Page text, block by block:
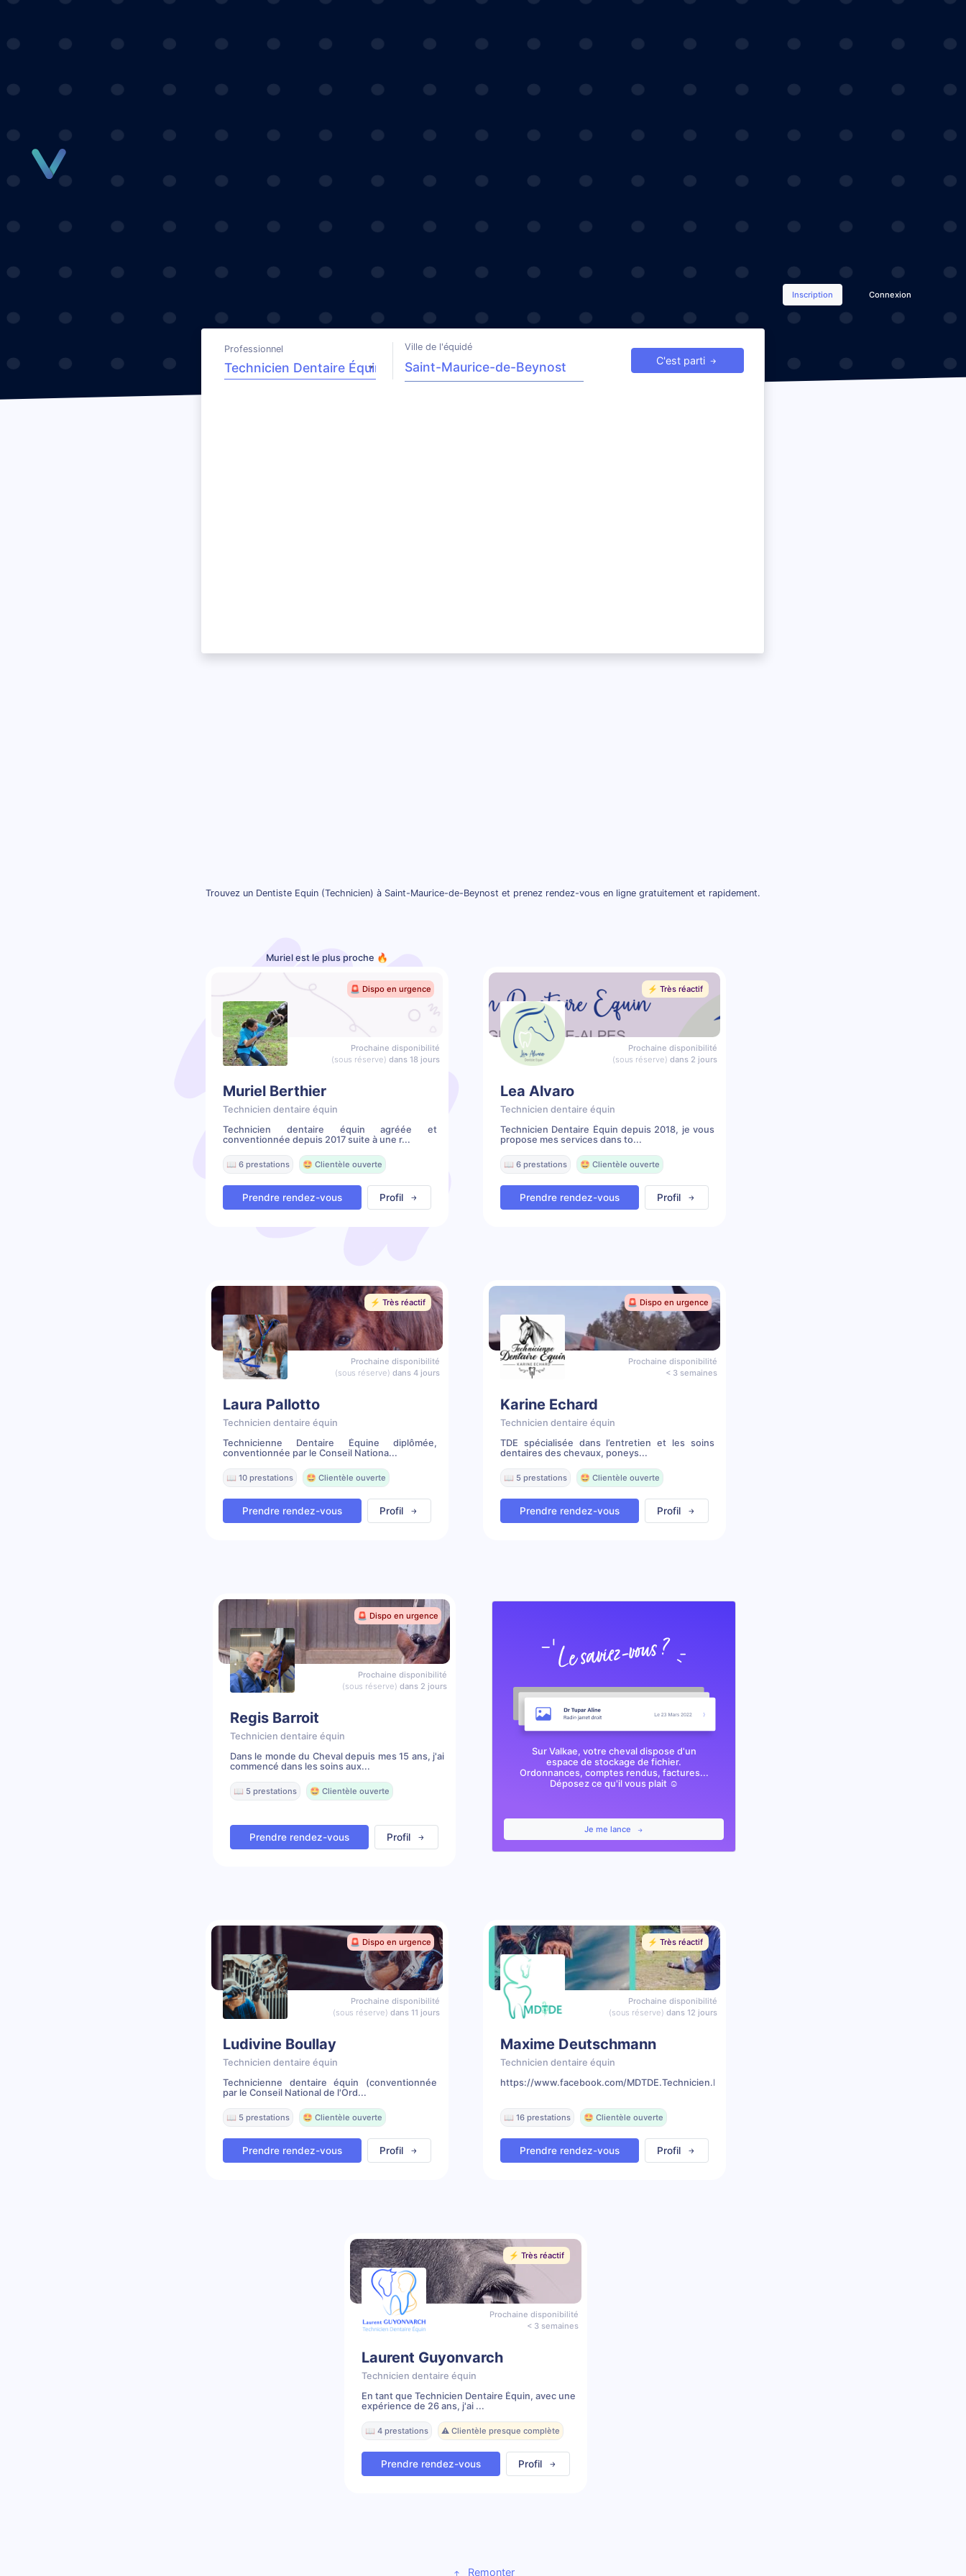
Inscription Connexion
Professionnel Ville de l'équidé
C'est parti
Trouvez un Dentiste Equin (Technicien) à Saint-Maurice-de-Beynost et prenez rendez-vous en ligne gratuitement et rapidement.
Muriel est le plus proche 🔥
🚨 Dispo en urgence
Prochaine disponibilité
(sous réserve) dans 18 jours
Muriel Berthier
Technicien dentaire équin
Technicien dentaire équin agréée et
conventionnée depuis 2017 suite à une r...
📖 6 prestations 🤩 Clientèle ouverte
Prendre rendez-vous Profil
⚡️ Très réactif
Prochaine disponibilité
(sous réserve) dans 2 jours
Lea Alvaro
Technicien dentaire équin
Technicien Dentaire Équin depuis 2018, je vous
propose mes services dans to...
📖 6 prestations 🤩 Clientèle ouverte
Prendre rendez-vous Profil
⚡️ Très réactif
Prochaine disponibilité
(sous réserve) dans 4 jours
Laura Pallotto
Technicien dentaire équin
Technicienne Dentaire Équine diplômée,
conventionnée par le Conseil Nationa...
📖 10 prestations 🤩 Clientèle ouverte
Prendre rendez-vous Profil
🚨 Dispo en urgence
Prochaine disponibilité
< 3 semaines
Karine Echard
Technicien dentaire équin
TDE spécialisée dans l’entretien et les soins
dentaires des chevaux, poneys...
📖 5 prestations 🤩 Clientèle ouverte
Prendre rendez-vous Profil
🚨 Dispo en urgence
Prochaine disponibilité
(sous réserve) dans 2 jours
Regis Barroit
Technicien dentaire équin
Dans le monde du Cheval depuis mes 15 ans, j'ai
commencé dans les soins aux...
📖 5 prestations 🤩 Clientèle ouverte
Prendre rendez-vous Profil
Sur Valkae, votre cheval dispose d'un
espace de stockage de fichier.
Ordonnances, comptes rendus, factures...
Déposez ce qu'il vous plait ☺️
Je me lance
🚨 Dispo en urgence
Prochaine disponibilité
(sous réserve) dans 11 jours
Ludivine Boullay
Technicien dentaire équin
Technicienne dentaire équin (conventionnée
par le Conseil National de l'Ord...
📖 5 prestations 🤩 Clientèle ouverte
Prendre rendez-vous Profil
⚡️ Très réactif
Prochaine disponibilité
(sous réserve) dans 12 jours
Maxime Deutschmann
Technicien dentaire équin
https://www.facebook.com/MDTDE.Technicien.Dentaire.Equin
📖 16 prestations 🤩 Clientèle ouverte
Prendre rendez-vous Profil
⚡️ Très réactif
Prochaine disponibilité
< 3 semaines
Laurent Guyonvarch
Technicien dentaire équin
En tant que Technicien Dentaire Équin, avec une
expérience de 26 ans, j'ai ...
📖 4 prestations ⚠️ Clientèle presque complète
Prendre rendez-vous Profil
Remonter